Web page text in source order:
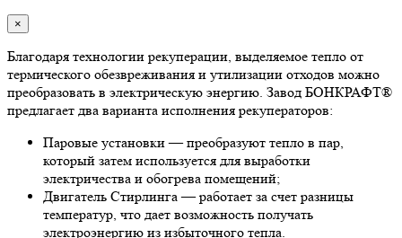
×
Благодаря технологии рекуперации, выделяемое тепло от
термического обезвреживания и утилизации отходов можно
преобразовать в электрическую энергию. Завод БОНКРАФТ®
предлагает два варианта исполнения рекуператоров:
Паровые установки — преобразуют тепло в пар,
который затем используется для выработки
электричества и обогрева помещений;
Двигатель Стирлинга — работает за счет разницы
температур, что дает возможность получать
электроэнергию из избыточного тепла.